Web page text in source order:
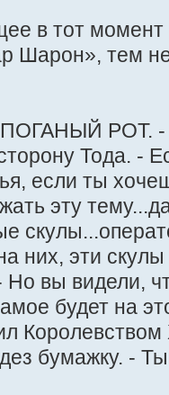
в тот
Шарон», тем
РОТ. -
Тода. -
если ты
эту
них, эти
вы видели,
будет на
бумажку. -